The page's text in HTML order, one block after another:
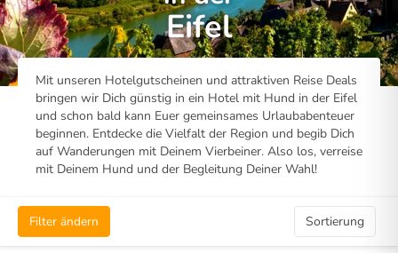
Eifel
Mit unseren Hotelgutscheinen und attraktiven Reise Deals
bringen wir Dich günstig in ein Hotel mit Hund in der Eifel
und schon bald kann Euer gemeinsames Urlaubabenteuer
beginnen. Entdecke die Vielfalt der Region und begib Dich
auf Wanderungen mit Deinem Vierbeiner. Also los, verreise
mit Deinem Hund und der Begleitung Deiner Wahl!
Filter ändern Sortierung